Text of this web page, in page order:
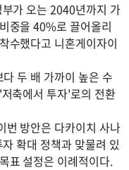
가 오는 2040년까지 가
중을 40%로 끌어올리
수했다고 니혼게이자이
두 배 가까이 높은 수
축에서 투자'로의 전환
번 방안은 다카이치 사나
확대 정책과 맞물려 있
표 설정은 이례적이다.